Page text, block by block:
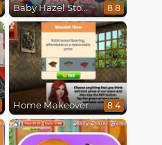
Baby Hazel Stomach Care 8.8
Home Makeover Hidden Object 8.4